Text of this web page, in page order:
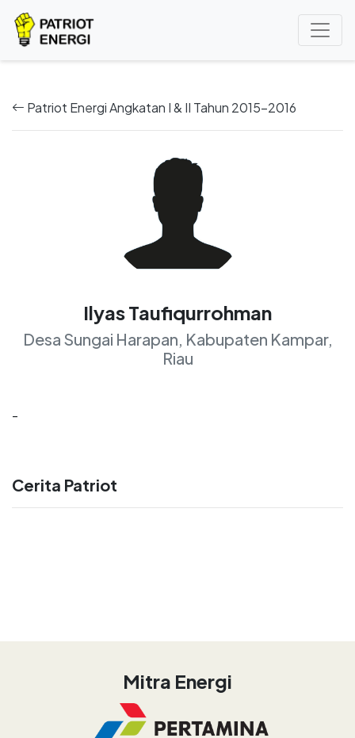
Patriot Energi Angkatan I & II Tahun 2015-2016
Ilyas Taufiqurrohman
Desa Sungai Harapan, Kabupaten Kampar,
Riau
-
Cerita Patriot
Mitra Energi